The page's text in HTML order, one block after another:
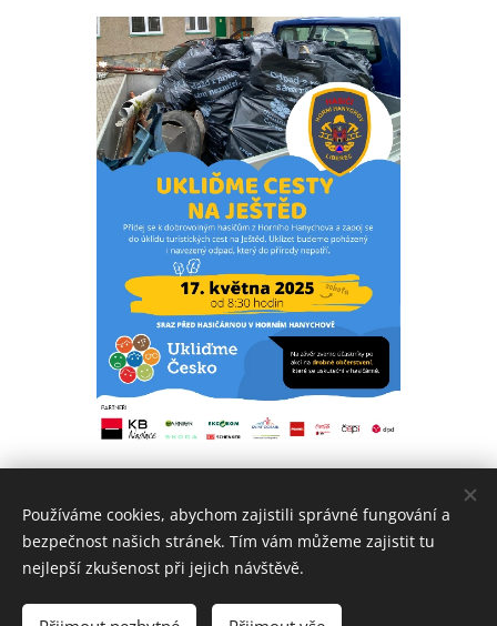
Informační webové stránky
Používáme cookies, abychom zajistili správné fungování a
bezpečnost našich stránek. Tím vám můžeme zajistit tu
nejlepší zkušenost při jejich návštěvě.